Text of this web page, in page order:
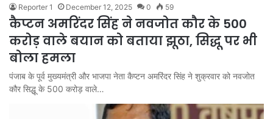
Reporter 1 December 12, 2025 0 59
कैप्टन अमरिंदर सिंह ने नवजोत कौर के 500
करोड़ वाले बयान को बताया झूठा, सिद्धू पर भी
बोला हमला
पंजाब के पूर्व मुख्यमंत्री और भाजपा नेता कैप्टन अमरिंदर सिंह ने शुक्रवार को नवजोत
कौर सिद्धू के 500 करोड़ वाले…